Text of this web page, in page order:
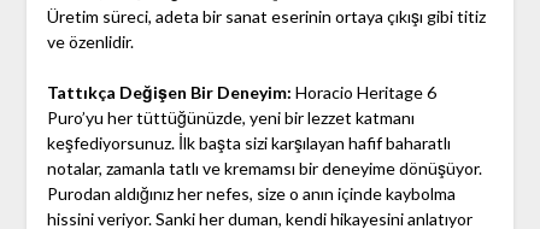
Üretim süreci, adeta bir sanat eserinin ortaya çıkışı gibi titiz
ve özenlidir.
Tattıkça Değişen Bir Deneyim: Horacio Heritage 6
Puro’yu her tüttüğünüzde, yeni bir lezzet katmanı
keşfediyorsunuz. İlk başta sizi karşılayan hafif baharatlı
notalar, zamanla tatlı ve kremamsı bir deneyime dönüşüyor.
Purodan aldığınız her nefes, size o anın içinde kaybolma
hissini veriyor. Sanki her duman, kendi hikayesini anlatıyor